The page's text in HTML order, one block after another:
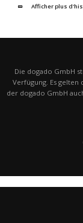
Afficher plus
Die dogado GmbH
Verfügung. Es gelten
der dogado GmbH